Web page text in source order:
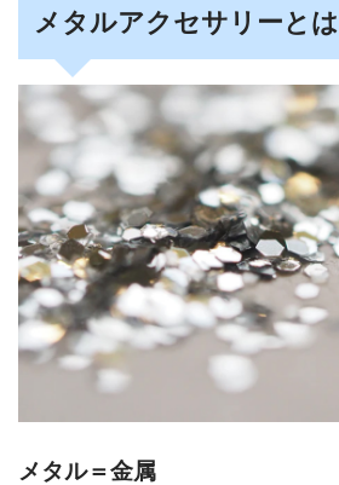
メタルアクセサリーとは
メタル＝金属